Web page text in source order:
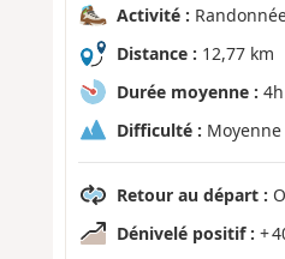
Activité :
Distance : 12,77 km
Durée moyenne :
Difficulté : Moyenne
Retour au départ :
Dénivelé positif : +